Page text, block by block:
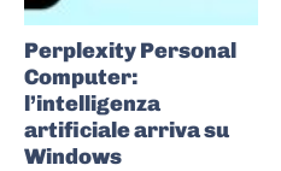
Perplexity Personal
Computer:
l’intelligenza
artificiale arriva su
Windows